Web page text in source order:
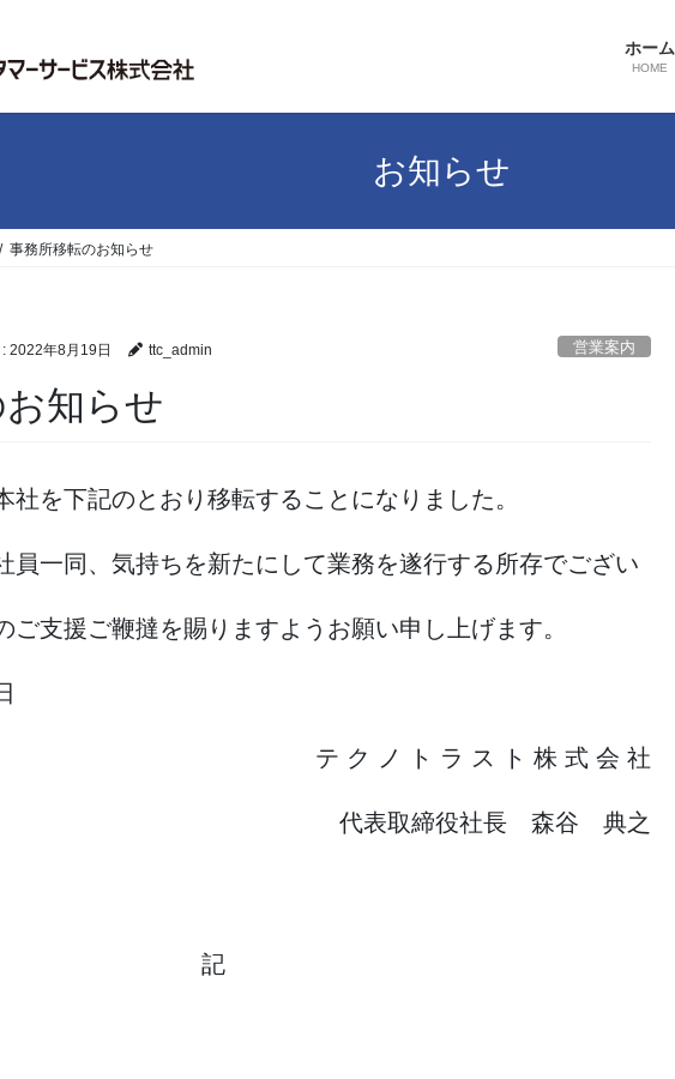
ホーム
HOME
お知らせ
事務所移転のお知らせ
2022年8月19日 ttc_admin 営業案内
知らせ
を下記のとおり移転することになりました。
一同、気持ちを新たにして業務を遂行する所存でござい
ご支援ご鞭撻を賜りますようお願い申し上げます。
テ ク ノ ト ラ ス ト 株 式 会 社
表取締役社長 森谷 典之
記